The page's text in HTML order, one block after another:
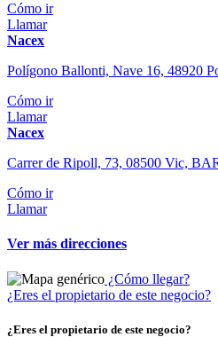
Cómo ir
Llamar
Nacex
Polígono Ballonti, Nave 16, 48920
Cómo ir
Llamar
Nacex
Carrer de Ripoll, 73, 08500 Vic,
Cómo ir
Llamar
Ver más direcciones
¿Cómo llegar?
¿Eres el propietario de este negocio?
¿Eres el propietario de este negocio?